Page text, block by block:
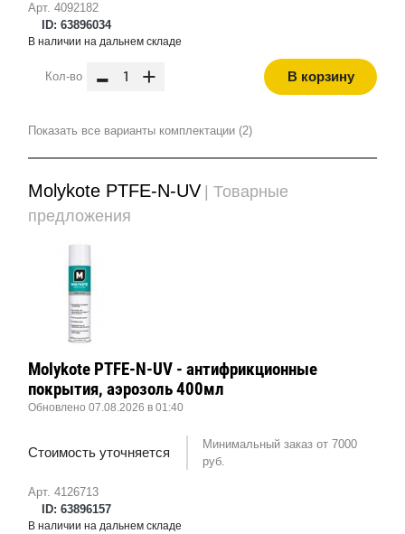
Арт. 4092182
ID: 63896034
В наличии на дальнем складе
Кол-во - + В корзину
Показать все варианты комплектации (2)
Molykote PTFE-N-UV
| Товарные
предложения
Арт. 4126713
ID: 63896157
Molykote PTFE-N-UV - антифрикционные
покрытия, аэрозоль 400мл
Обновлено 07.08.2026 в 01:40
Стоимость уточняется
Минимальный заказ от 7000
руб.
В наличии на дальнем складе